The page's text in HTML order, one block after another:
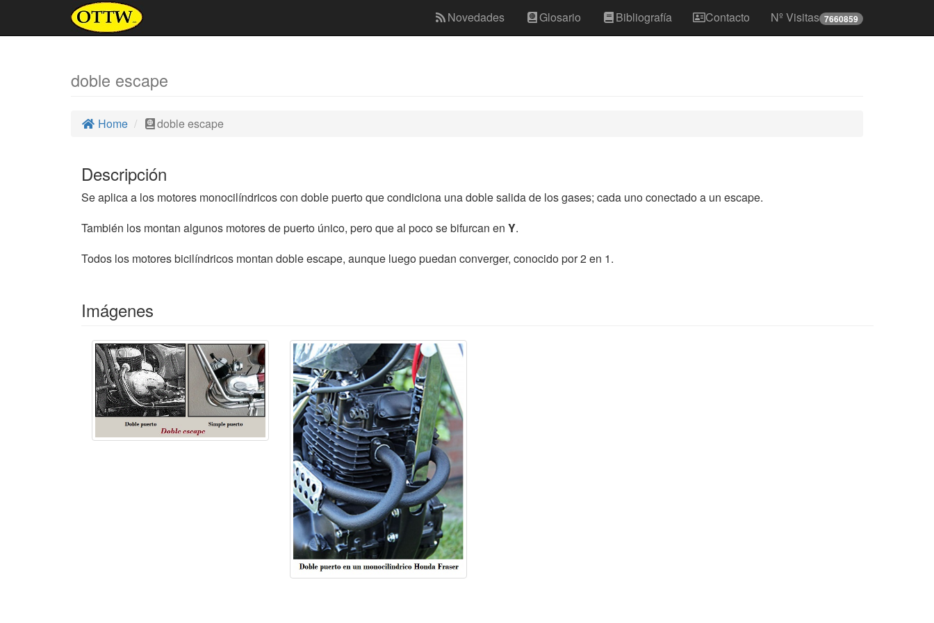
Novedades Glosario Bibliografía Contacto Nº Visitas 7660859
doble escape
Home doble escape
Descripción
Se aplica a los motores monocilíndricos con doble puerto que condiciona una doble salida de los gases; cada uno conectado a un escape.
También los montan algunos motores de puerto único, pero que al poco se bifurcan en Y.
Todos los motores bicilíndricos montan doble escape, aunque luego puedan converger, conocido por 2 en 1.
Imágenes